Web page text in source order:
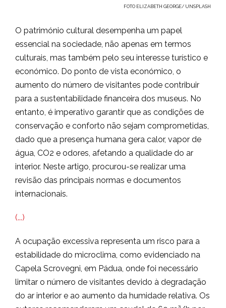
FOTO ELIZABETH GEORGE/ UNSPLASH
O património cultural desempenha um papel
essencial na sociedade, não apenas em termos
culturais, mas também pelo seu interesse turístico e
económico. Do ponto de vista económico, o
aumento do número de visitantes pode contribuir
para a sustentabilidade financeira dos museus. No
entanto, é imperativo garantir que as condições de
conservação e conforto não sejam comprometidas,
dado que a presença humana gera calor, vapor de
água, CO2 e odores, afetando a qualidade do ar
interior. Neste artigo, procurou-se realizar uma
revisão das principais normas e documentos
internacionais.
(...)
A ocupação excessiva representa um risco para a
estabilidade do microclima, como evidenciado na
Capela Scrovegni, em Pádua, onde foi necessário
limitar o número de visitantes devido à degradação
do ar interior e ao aumento da humidade relativa. Os